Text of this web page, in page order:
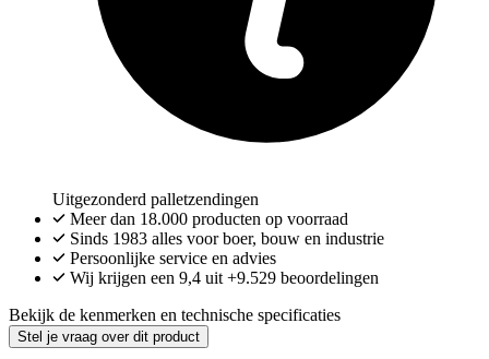
Uitgezonderd palletzendingen
Meer dan 18.000 producten op voorraad
Sinds 1983 alles voor boer, bouw en industrie
Persoonlijke service en advies
Wij krijgen een 9,4 uit +9.529 beoordelingen
Bekijk de kenmerken en technische specificaties
Stel je vraag over dit product